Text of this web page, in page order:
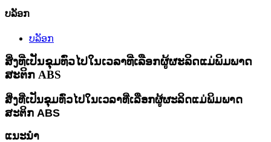
ບລັອກ
ບລັອກ
ສິ່ງທີ່ເປັນຂຸມທົ່ວໄປໃນເວລາທີ່ເລືອກຜູ້ຜະລິດແມ່ພິມພາດ
ສະຕິກ ABS
ສິ່ງທີ່ເປັນຂຸມທົ່ວໄປໃນເວລາທີ່ເລືອກຜູ້ຜະລິດແມ່ພິມພາດ
ສະຕິກ ABS
ແນະນຳ